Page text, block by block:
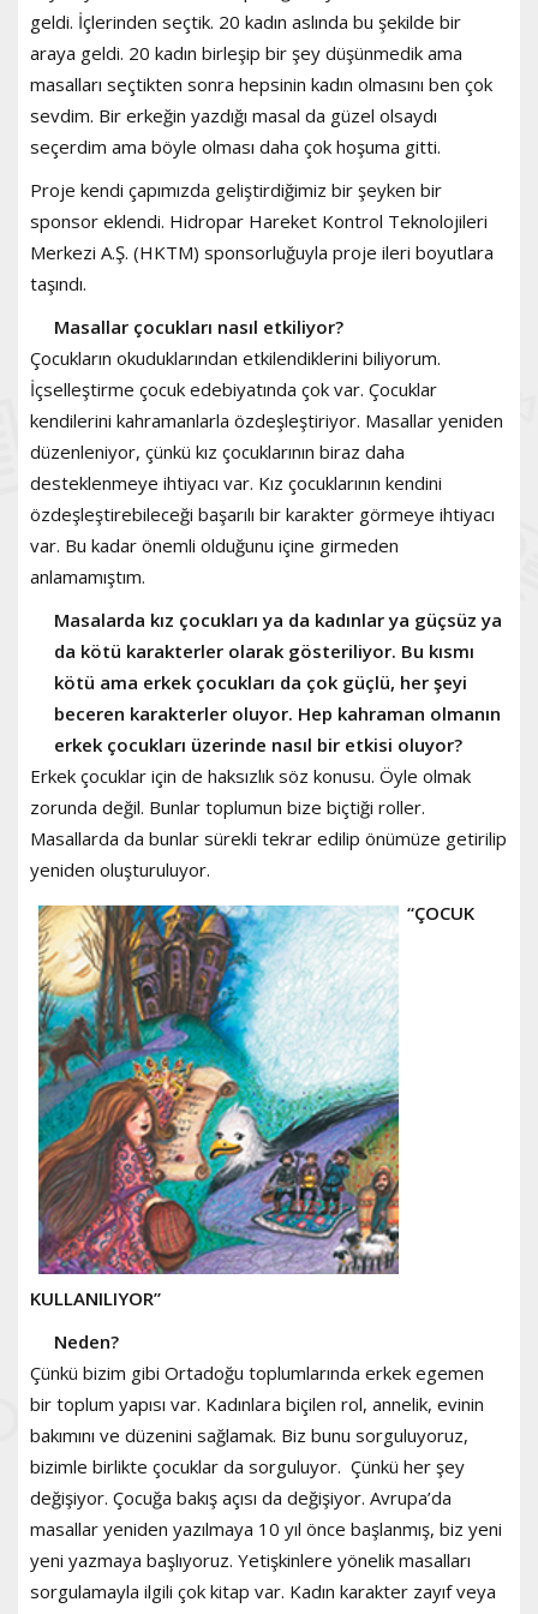
geldi. İçlerinden seçtik. 20 kadın aslında bu şekilde bir
araya geldi. 20 kadın birleşip bir şey düşünmedik ama
masalları seçtikten sonra hepsinin kadın olmasını ben çok
sevdim. Bir erkeğin yazdığı masal da güzel olsaydı
seçerdim ama böyle olması daha çok hoşuma gitti.
Proje kendi çapımızda geliştirdiğimiz bir şeyken bir
sponsor eklendi. Hidropar Hareket Kontrol Teknolojileri
Merkezi A.Ş. (HKTM) sponsorluğuyla proje ileri boyutlara
taşındı.
Masallar çocukları nasıl etkiliyor?
Çocukların okuduklarından etkilendiklerini biliyorum.
İçselleştirme çocuk edebiyatında çok var. Çocuklar
kendilerini kahramanlarla özdeşleştiriyor. Masallar yeniden
düzenleniyor, çünkü kız çocuklarının biraz daha
desteklenmeye ihtiyacı var. Kız çocuklarının kendini
özdeşleştirebileceği başarılı bir karakter görmeye ihtiyacı
var. Bu kadar önemli olduğunu içine girmeden
anlamamıştım.
Masalarda kız çocukları ya da kadınlar ya güçsüz ya
da kötü karakterler olarak gösteriliyor. Bu kısmı
kötü ama erkek çocukları da çok güçlü, her şeyi
beceren karakterler oluyor. Hep kahraman olmanın
erkek çocukları üzerinde nasıl bir etkisi oluyor?
Erkek çocuklar için de haksızlık söz konusu. Öyle olmak
zorunda değil. Bunlar toplumun bize biçtiği roller.
Masallarda da bunlar sürekli tekrar edilip önümüze getirilip
yeniden oluşturuluyor.
“ÇOCUK
KULLANILIYOR”
Neden?
Çünkü bizim gibi Ortadoğu toplumlarında erkek egemen
bir toplum yapısı var. Kadınlara biçilen rol, annelik, evinin
bakımını ve düzenini sağlamak. Biz bunu sorguluyoruz,
bizimle birlikte çocuklar da sorguluyor. Çünkü her şey
değişiyor. Çocuğa bakış açısı da değişiyor. Avrupa’da
masallar yeniden yazılmaya 10 yıl önce başlanmış, biz yeni
yeni yazmaya başlıyoruz. Yetişkinlere yönelik masalları
sorgulamayla ilgili çok kitap var. Kadın karakter zayıf veya